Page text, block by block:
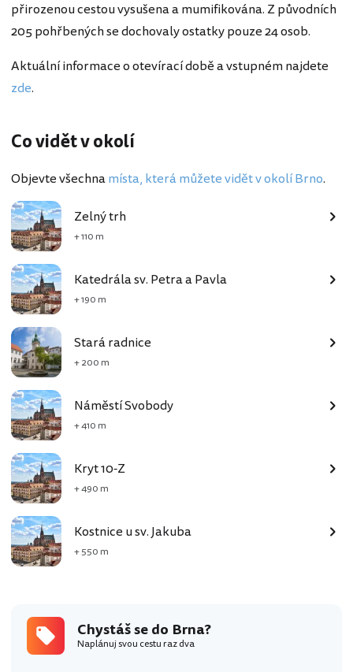
přirozenou cestou vysušena a mumifikována. Z původních
205 pohřbených se dochovaly ostatky pouze 24 osob.
Aktuální informace o otevírací době a vstupném najdete
zde.
Co vidět v okolí
Objevte všechnamísta, která můžete vidět v okolí Brno.
Zelný trh
+ 110 m
Katedrála sv. Petra a Pavla
+ 190 m
Stará radnice
+ 200 m
Náměstí Svobody
+ 410 m
Kryt 10-Z
+ 490 m
Kostnice u sv. Jakuba
+ 550 m
Chystáš se do Brna?
Naplánuj svou cestu raz dva